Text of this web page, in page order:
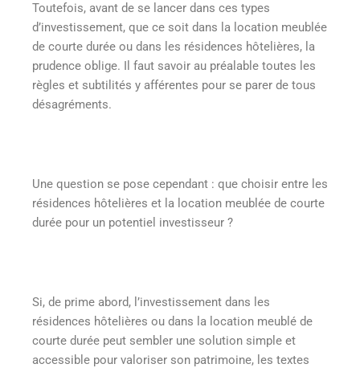
Toutefois, avant de se lancer dans ces types
d’investissement, que ce soit dans la location meublée
de courte durée ou dans les résidences hôtelières, la
prudence oblige. Il faut savoir au préalable toutes les
règles et subtilités y afférentes pour se parer de tous
désagréments.
Une question se pose cependant : que choisir entre les
résidences hôtelières et la location meublée de courte
durée pour un potentiel investisseur ?
Si, de prime abord, l’investissement dans les
résidences hôtelières ou dans la location meublé de
courte durée peut sembler une solution simple et
accessible pour valoriser son patrimoine, les textes